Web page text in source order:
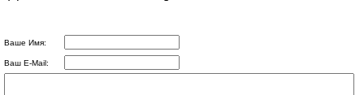
Ваше Имя:
Ваш E-Mail: